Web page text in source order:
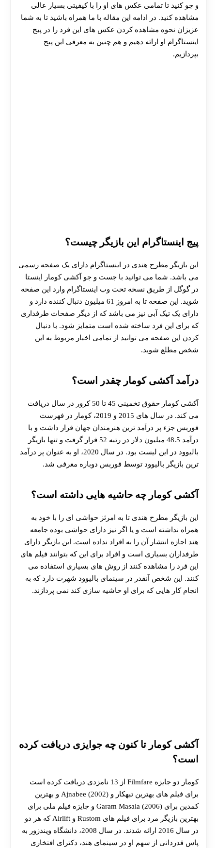
هات بت
و جو کنید تا تمامی عکس های او را با کیفیتی بسیار عالی
مشاهده کنید. در ادامه این مقاله با ما همراه باشید تا به شما
عزیزان نحوه مشاهده کردن عکس های این فرد را در پیج
اینستاگرام او ارائه دهیم و هم چنین به معرفی این پیج
بپردازیم.
پیج اینستاگرام این بازیگر چیست؟
این بازیگر مطرح هندی در اینستاگرام دارای یک صفحه رسمی
می باشد. شما می توانید با جست و جو آکشی کومار اینستا
در گوگل از طریق نسخه تحت وب اینستاگرام وارد این صفحه
شوید. این صفحه تا به امروز 61 میلیون دنبال کننده دارد و
دارای یک تیک آبی نیز می باشد که از دیگر صفحات طرفداری
که برای این فرد ساخته شده است متمایز شود. با دنبال
کردن این صفحه می توانید از تمامی اخبار مربوط به این
شخص مطلع شوید.
درآمد آکشی کومار چقدر است؟
آکشی کومار حقوق تخمینی 45 تا 50 کرور در سال دریافت
می کند. در سال‌ های 2015 و 2019، کومار در فهرست
فوربس جزء پر درآمد ترین هنرمندان جهان قرار داشت و با
درآمد 48.5 میلیون دلار در رتبه 52 قرار گرفت و تنها بازیگر
بالیوود در این لیست بود. در سال 2020، او به عنوان پر درآمد
ترین بازیگر بالیوود توسط فوربس دوباره معرفی شد.
آکشی‌ کومار چه حاشیه هایی داشته است؟
این بازیگر مطرح هندی تا به امرئز حواشی ای را با خود به
همراه نداشته است و یا اگر نیز دارای حواشی بوده جامعه
هند اجازه انتشار آن را به افراد نداده است. این بازیگر دارای
طرفداران بسیاری است و افراد برای این که بتوانند فیلم های
این فرد را مشاهده کنند از روش های بسیاری استفاده می
کنند. این شخص آنقدر در سینمای بالیوود شهرت دارد که به
انجام کار هایی که برای او حاشیه سازی کند نمی پردازند.
آکشی کومار تا کنون چه جوایزی دریافت کرده
است؟
کومار دو جایزه Filmfare از 13 نامزدی دریافت کرده است
برای فیلم های بهترین تبهکار و Ajnabee (2002) و بهترین
کمدین برای Garam Masala (2006) و جایزه فیلم ملی برای
بهترین بازیگر مرد برای فیلم‌ های Rustom و Airlift که هر دو
در سال 2016 ارائه شدند. در سال 2008، دانشگاه ویندزور به
پاس قدردانی از سهم او در سینمای هند، دکترای افتخاری